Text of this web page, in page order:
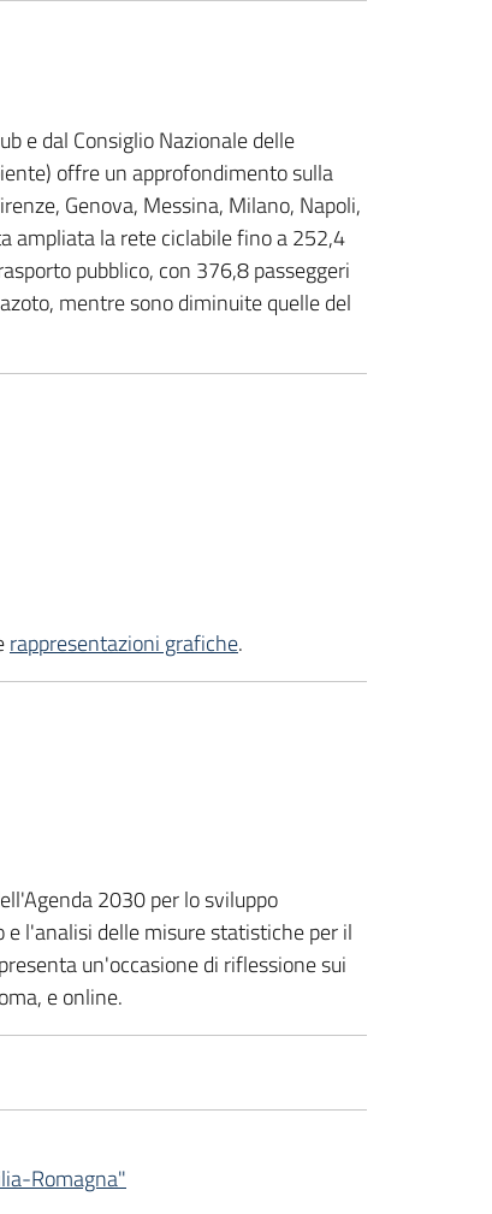
e dal Consiglio Nazionale delle
offre un approfondimento sulla
Genova, Messina, Milano, Napoli,
ampliata la rete ciclabile fino a 252,4
pubblico, con 376,8 passeggeri
mentre sono diminuite quelle del
rappresentazioni grafiche.
2030 per lo sviluppo
l'analisi delle misure statistiche per il
un'occasione di riflessione sui
e online.
Romagna"